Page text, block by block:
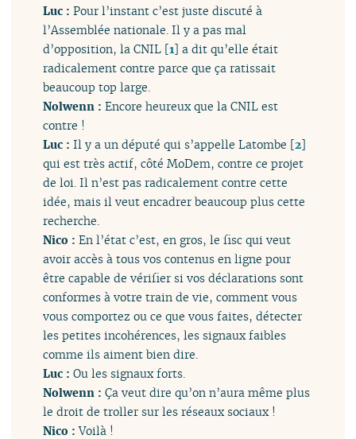
Luc :Pour l’instant c’est juste discuté à
l’Assemblée nationale. Il y a pas mal
d’opposition, la CNIL [1] a dit qu’elle était
radicalement contre parce que ça ratissait
beaucoup top large.
Nolwenn :Encore heureux que la CNIL est
contre !
Luc :Il y a un député qui s’appelle Latombe [2]
qui est très actif, côté MoDem, contre ce projet
de loi. Il n’est pas radicalement contre cette
idée, mais il veut encadrer beaucoup plus cette
recherche.
Nico :En l’état c’est, en gros, le fisc qui veut
avoir accès à tous vos contenus en ligne pour
être capable de vérifier si vos déclarations sont
conformes à votre train de vie, comment vous
vous comportez ou ce que vous faites, détecter
les petites incohérences, les signaux faibles
comme ils aiment bien dire.
Luc :Ou les signaux forts.
Nolwenn :Ça veut dire qu’on n’aura même plus
le droit de troller sur les réseaux sociaux !
Nico :Voilà !